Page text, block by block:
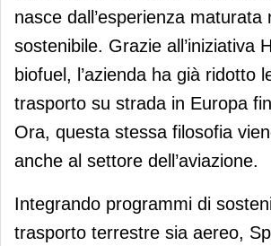
nasce dall’esperienza maturata
sostenibile. Grazie all’iniziativa
biofuel, l’azienda ha già ridotto
trasporto su strada in Europa
Ora, questa stessa filosofia
anche al settore dell’aviazione.
Integrando programmi di
trasporto terrestre sia aereo,